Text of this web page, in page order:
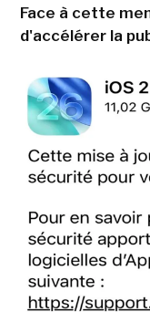
Face à cette
d'accélérer la